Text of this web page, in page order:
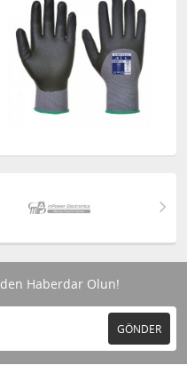
Haberdar Olun!
GÖNDER